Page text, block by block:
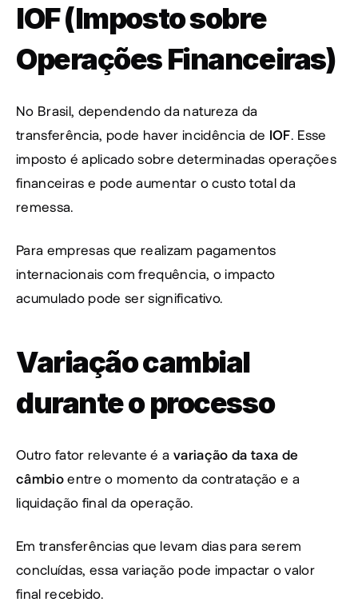
IOF (Imposto sobre
Operações Financeiras)
No Brasil, dependendo da natureza da
transferência, pode haver incidência de IOF. Esse
imposto é aplicado sobre determinadas operações
financeiras e pode aumentar o custo total da
remessa.
Para empresas que realizam pagamentos
internacionais com frequência, o impacto
acumulado pode ser significativo.
Variação cambial
durante o processo
Outro fator relevante é a variação da taxa de
câmbio entre o momento da contratação e a
liquidação final da operação.
Em transferências que levam dias para serem
concluídas, essa variação pode impactar o valor
final recebido.